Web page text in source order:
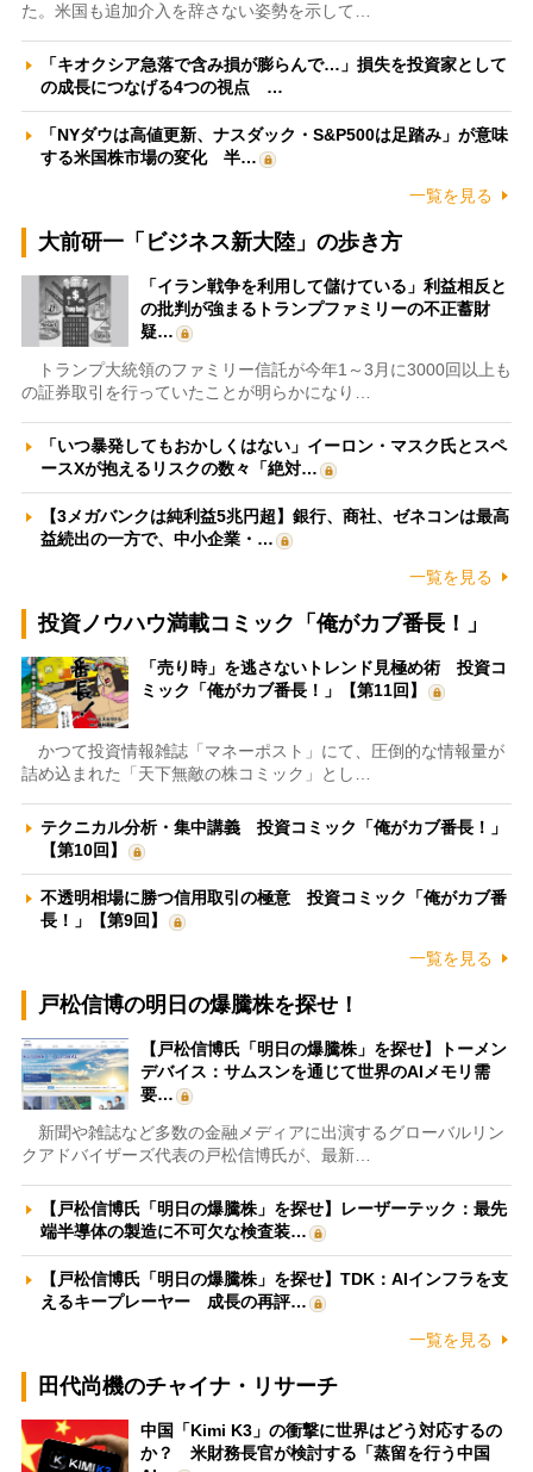
た。米国も追加介入を辞さない姿勢を示して…
「キオクシア急落で含み損が膨らんで…」損失を投資家として
の成長につなげる4つの視点 …
「NYダウは高値更新、ナスダック・S&P500は足踏み」が意味
する米国株市場の変化 半…
一覧を見る
大前研一「ビジネス新大陸」の歩き方
「イラン戦争を利用して儲けている」利益相反と
の批判が強まるトランプファミリーの不正蓄財
疑…
トランプ大統領のファミリー信託が今年1～3月に3000回以上も
の証券取引を行っていたことが明らかになり…
「いつ暴発してもおかしくはない」イーロン・マスク氏とスペ
ースXが抱えるリスクの数々「絶対…
【3メガバンクは純利益5兆円超】銀行、商社、ゼネコンは最高
益続出の一方で、中小企業・…
一覧を見る
投資ノウハウ満載コミック「俺がカブ番長！」
「売り時」を逃さないトレンド見極め術 投資コ
ミック「俺がカブ番長！」【第11回】
かつて投資情報雑誌「マネーポスト」にて、圧倒的な情報量が
詰め込まれた「天下無敵の株コミック」とし…
テクニカル分析・集中講義 投資コミック「俺がカブ番長！」
【第10回】
不透明相場に勝つ信用取引の極意 投資コミック「俺がカブ番
長！」【第9回】
一覧を見る
戸松信博の明日の爆騰株を探せ！
【戸松信博氏「明日の爆騰株」を探せ】トーメン
デバイス：サムスンを通じて世界のAIメモリ需
要…
新聞や雑誌など多数の金融メディアに出演するグローバルリン
クアドバイザーズ代表の戸松信博氏が、最新…
【戸松信博氏「明日の爆騰株」を探せ】レーザーテック：最先
端半導体の製造に不可欠な検査装…
【戸松信博氏「明日の爆騰株」を探せ】TDK：AIインフラを支
えるキープレーヤー 成長の再評…
一覧を見る
田代尚機のチャイナ・リサーチ
中国「Kimi K3」の衝撃に世界はどう対応するの
か？ 米財務長官が検討する「蒸留を行う中国